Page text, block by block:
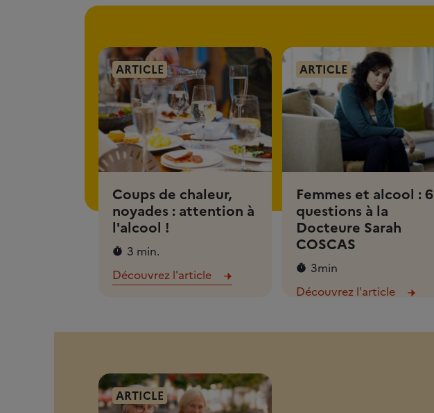
ARTICLE
Coups de chaleur,
noyades : attention à
l'alcool !
3 min.
Découvrez l'article
ARTICLE
Femmes et alcool : 6
questions à la
Docteure Sarah
COSCAS
3min
Découvrez l'article
ARTICLE